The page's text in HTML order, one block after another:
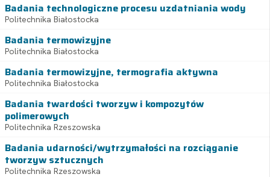
Badania technologiczne procesu uzdatniania wody
Politechnika Białostocka
Badania termowizyjne
Politechnika Białostocka
Badania termowizyjne, termografia aktywna
Politechnika Białostocka
Badania twardości tworzyw i kompozytów
polimerowych
Politechnika Rzeszowska
Badania udarności/wytrzymałości na rozciąganie
tworzyw sztucznych
Politechnika Rzeszowska